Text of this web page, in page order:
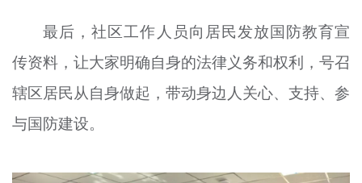
最后，社区工作人员向居民发放国防教育宣
传资料，让大家明确自身的法律义务和权利，号召
辖区居民从自身做起，带动身边人关心、支持、参
与国防建设。